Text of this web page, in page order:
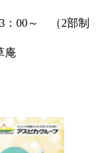
：00～ （2部制
庵